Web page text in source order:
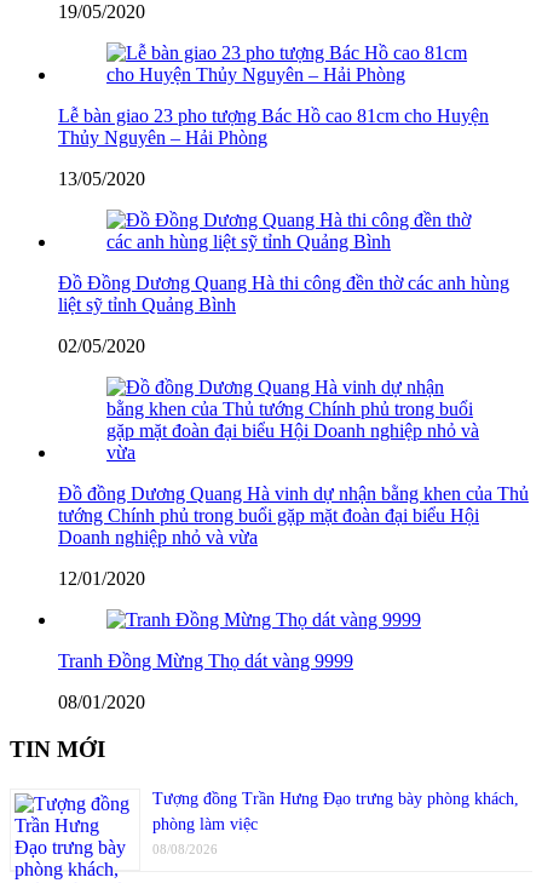
19/05/2020
Lễ bàn giao 23 pho tượng Bác Hồ cao 81cm cho Huyện
Thủy Nguyên – Hải Phòng
13/05/2020
Đồ Đồng Dương Quang Hà thi công đền thờ các anh hùng
liệt sỹ tỉnh Quảng Bình
02/05/2020
Đồ đồng Dương Quang Hà vinh dự nhận bằng khen của Thủ
tướng Chính phủ trong buổi gặp mặt đoàn đại biểu Hội
Doanh nghiệp nhỏ và vừa
12/01/2020
Tranh Đồng Mừng Thọ dát vàng 9999
08/01/2020
TIN MỚI
Tượng đồng Trần Hưng Đạo trưng bày phòng khách,
phòng làm việc
08/08/2026